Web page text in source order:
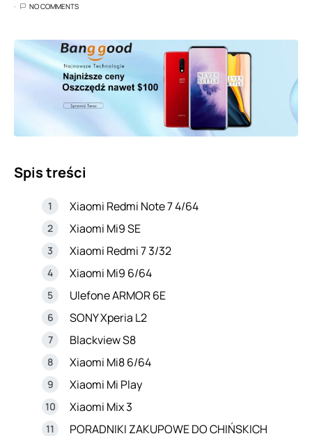
NO COMMENTS
Spis treści
Xiaomi Redmi Note 7 4/64
Xiaomi Mi9 SE
Xiaomi Redmi 7 3/32
Xiaomi Mi9 6/64
Ulefone ARMOR 6E
SONY Xperia L2
Blackview S8
Xiaomi Mi8 6/64
Xiaomi Mi Play
Xiaomi Mix 3
PORADNIKI ZAKUPOWE DO CHIŃSKICH